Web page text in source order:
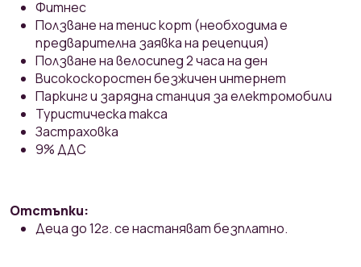
Фитнес
Ползване на тенис корт (необходима е
предварителна заявка на рецепция)
Ползване на велосипед 2 часа на ден
Високоскоростен безжичен интернет
Паркинг и зарядна станция за електромобили
Туристическа такса
Застраховка
9% ДДС
Отстъпки:
Деца до 12г. се настаняват безплатно.